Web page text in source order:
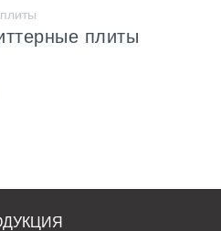
плиты